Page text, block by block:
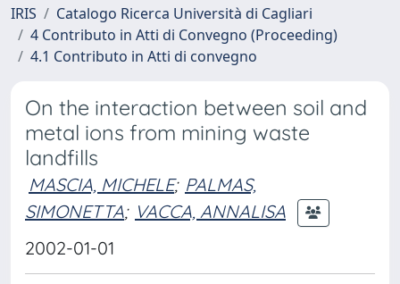
IRIS
Catalogo Ricerca Università di Cagliari
4 Contributo in Atti di Convegno (Proceeding)
4.1 Contributo in Atti di convegno
On the interaction between soil and
metal ions from mining waste
landfills
MASCIA, MICHELE; PALMAS,
SIMONETTA; VACCA, ANNALISA
2002-01-01